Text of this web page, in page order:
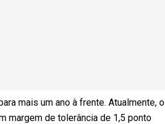
mais um ano à frente. Atualmente, o
margem de tolerância de 1,5 ponto